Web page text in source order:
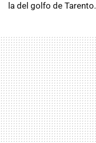
la del golfo de Tarento.